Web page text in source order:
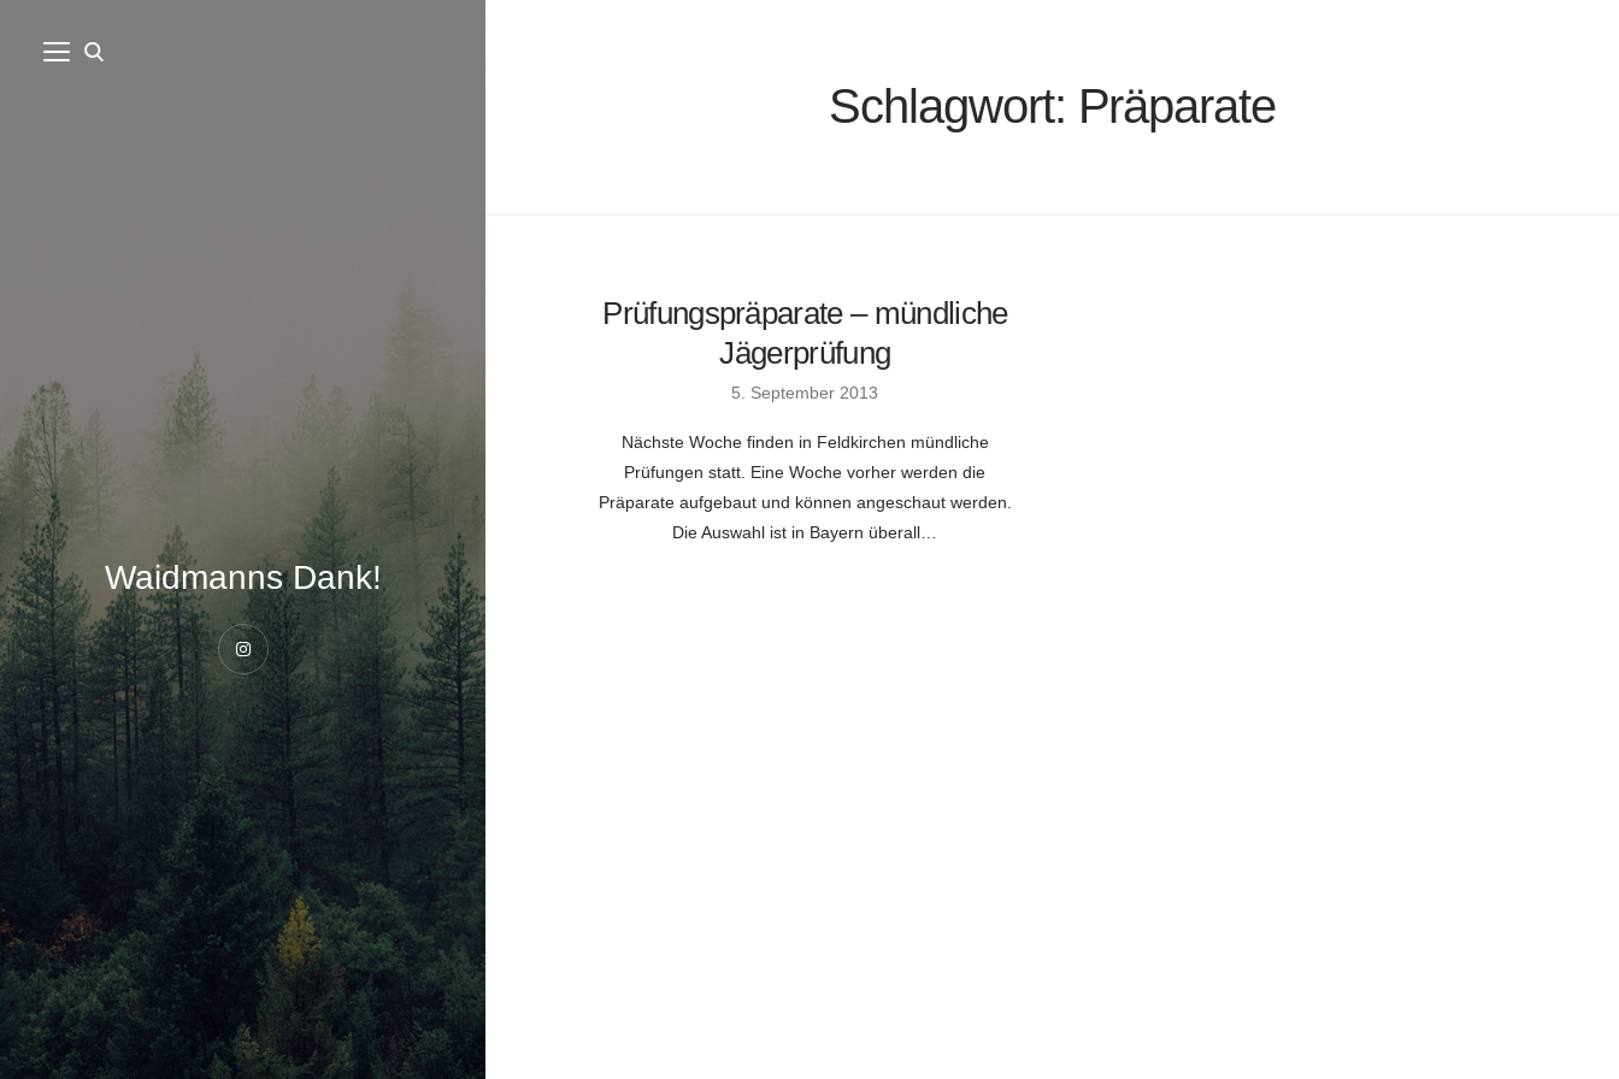
Waidmanns Dank!
Instagram
Schlagwort: Präparate
Prüfungspräparate – mündliche
Jägerprüfung
5. September 2013
Nächste Woche finden in Feldkirchen mündliche
Prüfungen statt. Eine Woche vorher werden die
Präparate aufgebaut und können angeschaut werden.
Die Auswahl ist in Bayern überall…